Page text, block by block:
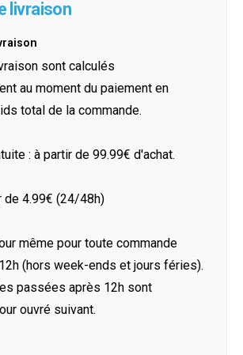
livraison
sont calculés
au moment du paiement en
total de la commande.
: à partir de 99.99€ d'achat.
de 4.99€ (24/48h)
même pour toute commande
(hors week-ends et jours féries).
passées après 12h sont
ouvré suivant.